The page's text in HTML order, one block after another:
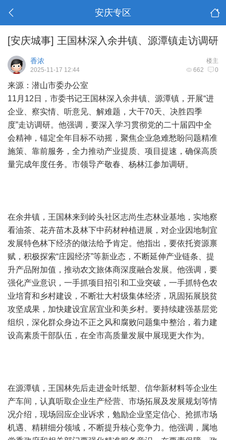
安庆专区
[安庆城事] 王国林深入余井镇、源潭镇走访调研
楼主
香浓
662 0
2025-11-17 12:44
来源：潜山市委办公室
11月12日，市委书记王国林深入余井镇、源潭镇，开展“进
企业、察实情、听意见、解难题，大干70天、决胜四季
度”走访调研。他强调，要深入学习贯彻党的二十届四中全
会精神，锚定全年目标不动摇，聚焦企业急难愁盼问题精准
施策、靠前服务，全力推动产业提质、项目提速，确保高质
量完成年度任务。市领导产敬春、杨林江参加调研。
在余井镇，王国林来到岭头社区志尚生态林业基地，实地察
看油茶、花卉苗木及林下中药材种植进展，对企业因地制宜
发展特色林下经济的做法给予肯定。他指出，要依托资源禀
赋，积极探索“庄园经济”等新业态，不断延伸产业链条、提
升产品附加值，推动农文旅体商深度融合发展。他强调，要
强化产业意识，一手抓项目招引和工业突破，一手抓特色农
业培育和乡村建设，不断壮大村级集体经济，巩固拓展脱贫
攻坚成果，加快建设宜居宜业和美乡村。要持续建强基层党
组织，深化群众身边不正之风和腐败问题集中整治，着力建
设高素质干部队伍，在全市高质量发展中展现更大作为。
在源潭镇，王国林先后走进金叶纸塑、信华新材料等企业生
产车间，认真听取企业生产经营、市场拓展及发展规划等情
况介绍，现场回应企业诉求，勉励企业坚定信心、抢抓市场
机遇、精耕细分领域，不断提升核心竞争力。他强调，属地